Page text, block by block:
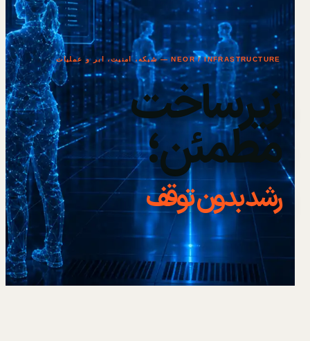
NEOR / INFRASTRUCTURE — شبکه، امنیت، ابر و عملیات
زیرساخت
مطمئن؛
رشد بدون توقف